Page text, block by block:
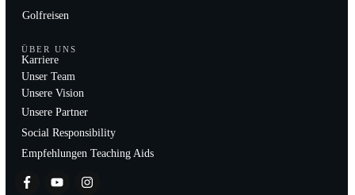
Golfreisen
ÜBER UNS
Karriere
Unser Team
Unsere Vision
Unsere Partner
Social Responsibility
Empfehlungen Teaching Aids